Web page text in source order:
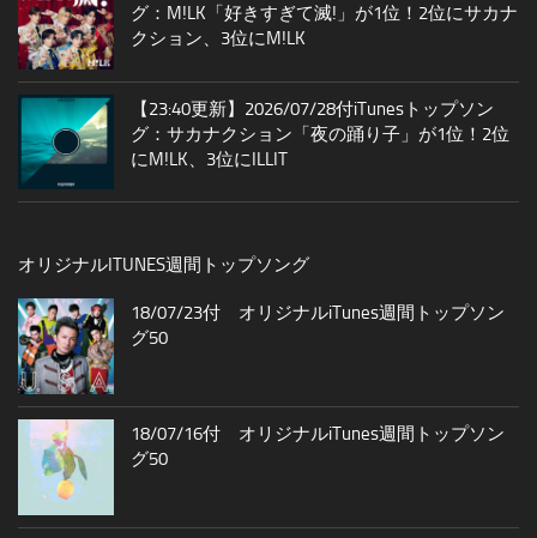
グ：M!LK「好きすぎて滅!」が1位！2位にサカナ
クション、3位にM!LK
【23:40更新】2026/07/28付iTunesトップソン
グ：サカナクション「夜の踊り子」が1位！2位
にM!LK、3位にILLIT
オリジナルITUNES週間トップソング
18/07/23付 オリジナルiTunes週間トップソン
グ50
18/07/16付 オリジナルiTunes週間トップソン
グ50